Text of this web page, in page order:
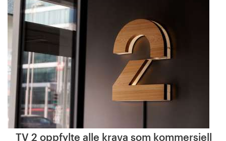
TV 2 oppfylte alle krava som kommersiell